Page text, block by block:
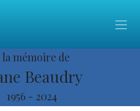
la mémoire de
Beaudry
1956 - 2024